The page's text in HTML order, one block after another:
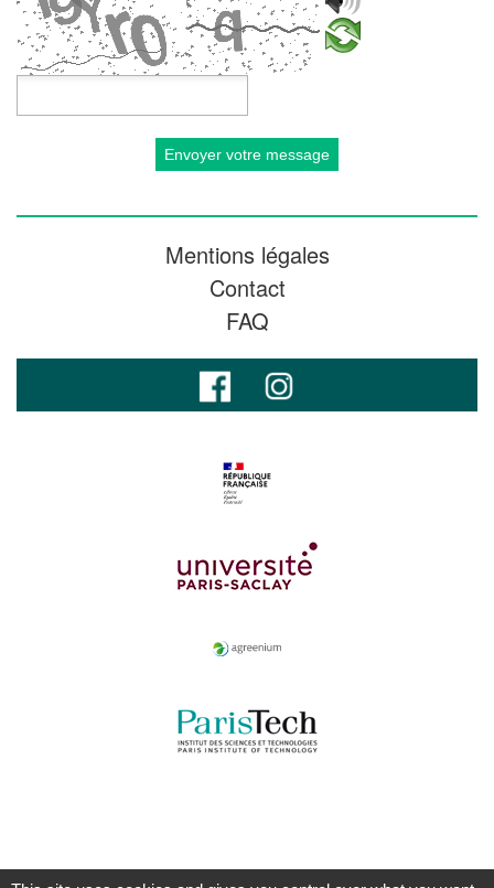
Mentions légales
Contact
FAQ